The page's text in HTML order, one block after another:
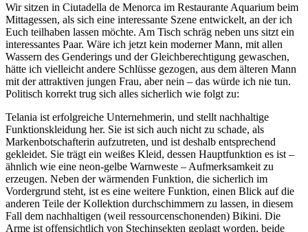
Wir sitzen in Ciutadella de Menorca im Restaurante Aquarium beim
Mittagessen, als sich eine interessante Szene entwickelt, an der ich
Euch teilhaben lassen möchte. Am Tisch schräg neben uns sitzt ein
interessantes Paar. Wäre ich jetzt kein moderner Mann, mit allen
Wassern des Genderings und der Gleichberechtigung gewaschen,
hätte ich vielleicht andere Schlüsse gezogen, aus dem älteren Mann
mit der attraktiven jungen Frau, aber nein – das würde ich nie tun.
Politisch korrekt trug sich alles sicherlich wie folgt zu:
Telania ist erfolgreiche Unternehmerin, und stellt nachhaltige
Funktionskleidung her. Sie ist sich auch nicht zu schade, als
Markenbotschafterin aufzutreten, und ist deshalb entsprechend
gekleidet. Sie trägt ein weißes Kleid, dessen Hauptfunktion es ist –
ähnlich wie eine neon-gelbe Warnweste – Aufmerksamkeit zu
erzeugen. Neben der wärmenden Funktion, die sicherlich im
Vordergrund steht, ist es eine weitere Funktion, einen Blick auf die
anderen Teile der Kollektion durchschimmern zu lassen, in diesem
Fall dem nachhaltigen (weil ressourcenschonenden) Bikini. Die
Arme ist offensichtlich von Stechinsekten geplagt worden, beide